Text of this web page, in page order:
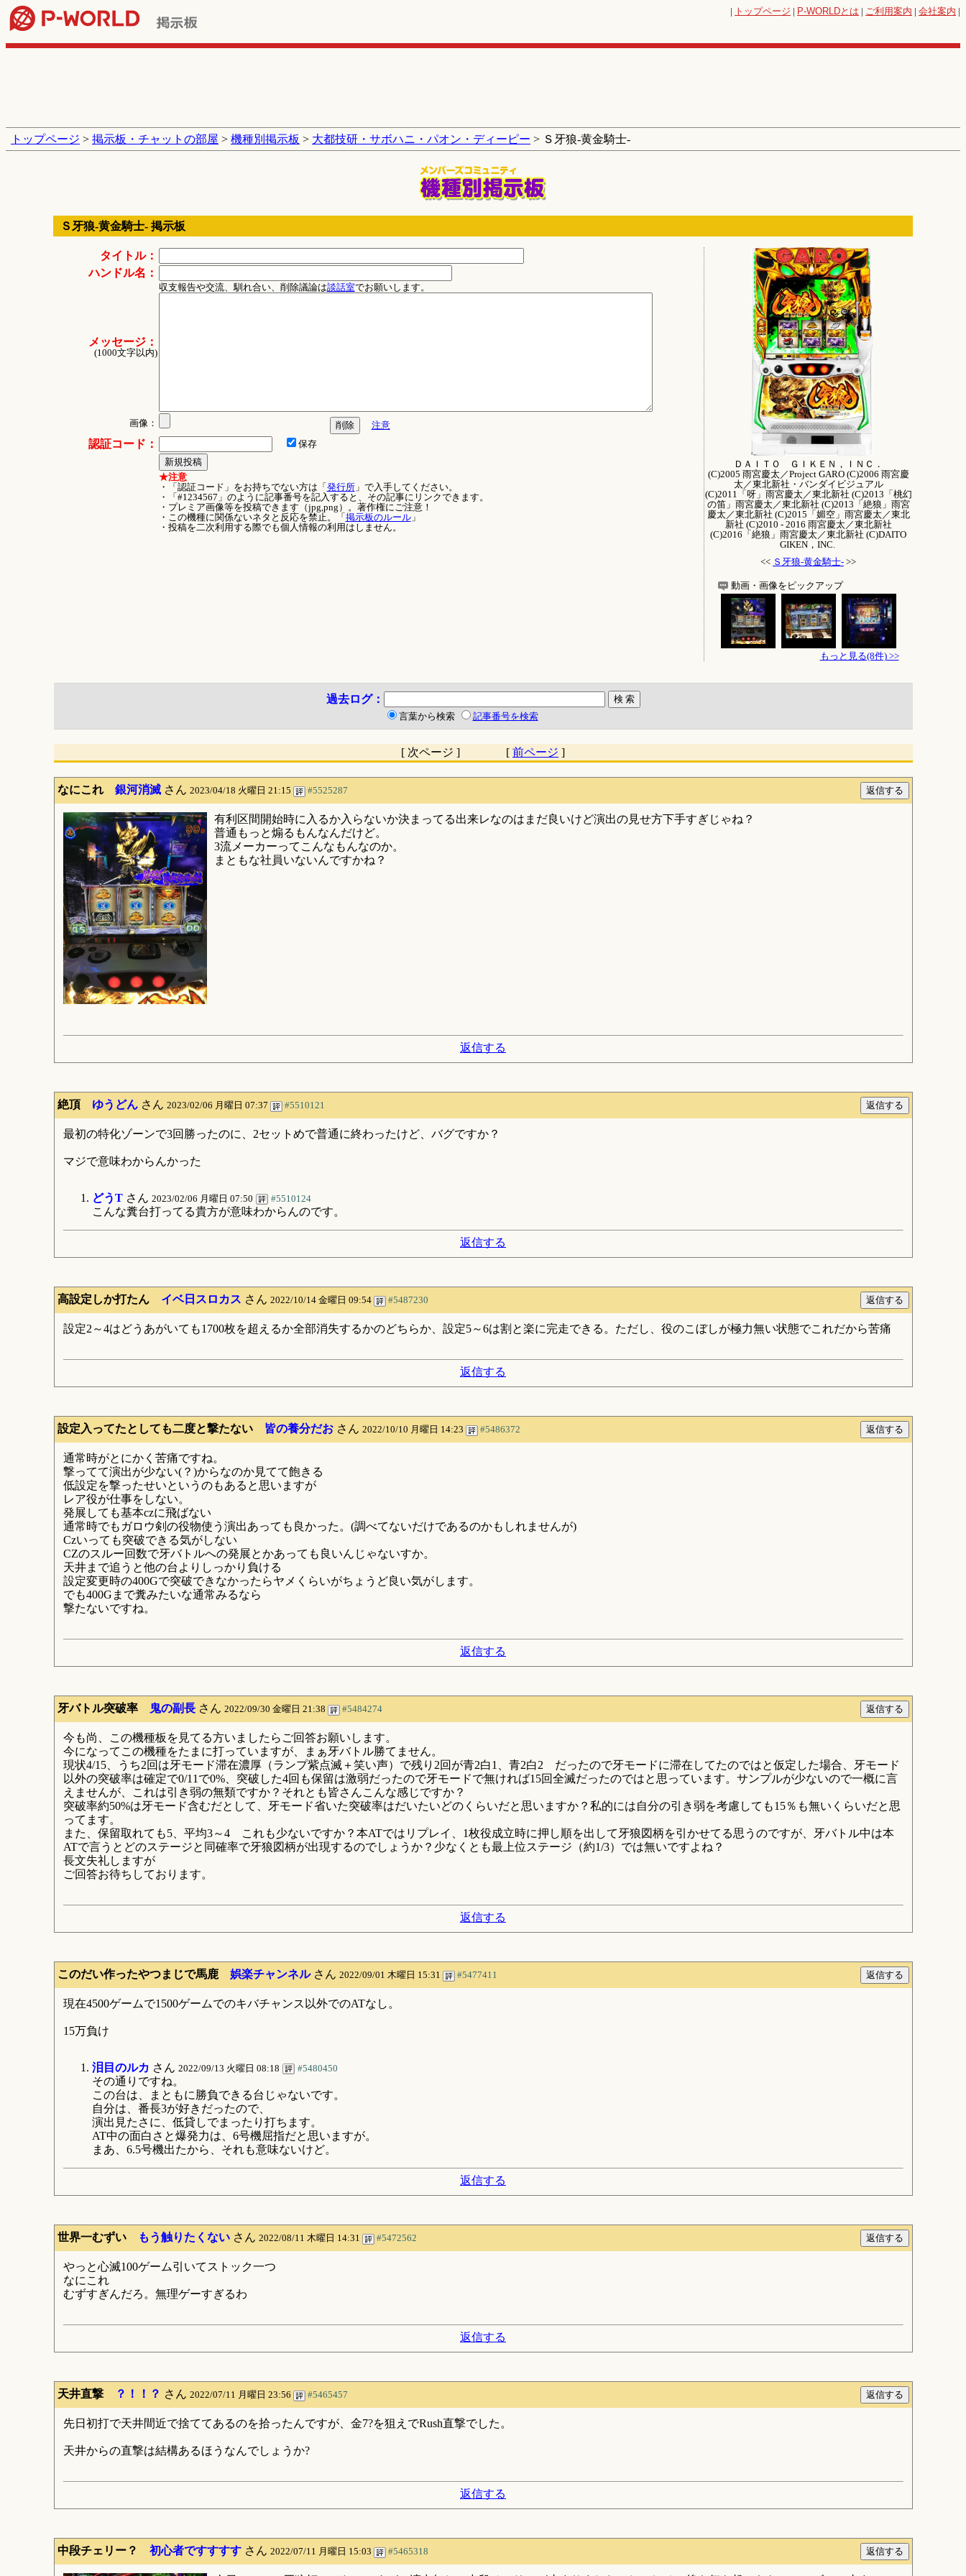
| トップページ | P-WORLDとは | ご利用案内 | 会社案内 |
トップページ > 掲示板・チャットの部屋 > 機種別掲示板 > 大都技研・サボハニ・パオン・ディーピー > Ｓ牙狼‐黄金騎士‐
Ｓ牙狼‐黄金騎士‐ 掲示板
タイトル：
ハンドル名：
メッセージ：
(1000文字以内)
収支報告や交流、馴れ合い、削除議論は談話室でお願いします。
画像： 注意
認証コード： 保存
★注意
・「認証コード」をお持ちでない方は「 発行所」で入手してください。
・「#1234567」のように記事番号を記入すると、その記事にリンクできます。
・プレミア画像等を投稿できます（jpg,png）。著作権にご注意！
・この機種に関係ないネタと反応を禁止。「 掲示板のルール」
・投稿を二次利用する際でも個人情報の利用はしません。
ＤＡＩＴＯ ＧＩＫＥＮ，ＩＮＣ．
(C)2005 雨宮慶太／Project GARO (C)2006 雨宮慶
太／東北新社・バンダイビジュアル
(C)2011「呀」雨宮慶太／東北新社 (C)2013「桃幻
の笛」雨宮慶太／東北新社 (C)2013「絶狼」雨宮
慶太／東北新社 (C)2015「媚空」雨宮慶太／東北
新社 (C)2010 - 2016 雨宮慶太／東北新社
(C)2016「絶狼」雨宮慶太／東北新社 (C)DAITO
GIKEN，INC.
<< Ｓ牙狼‐黄金騎士‐ >>
動画・画像をピックアップ
もっと見る(8件) >>
過去ログ：
言葉から検索 記事番号を検索
[ 次ページ ] [ 前ページ ]
なにこれ 銀河消滅さん 2023/04/18 火曜日 21:15 #5525287
有利区間開始時に入るか入らないか決まってる出来レなのはまだ良いけど演出の見せ方下手すぎじゃね？
普通もっと煽るもんなんだけど。
3流メーカーってこんなもんなのか。
まともな社員いないんですかね？
返信する
絶頂 ゆうどんさん 2023/02/06 月曜日 07:37 #5510121
最初の特化ゾーンで3回勝ったのに、2セットめで普通に終わったけど、バグですか？
マジで意味わからんかった
どうTさん 2023/02/06 月曜日 07:50 #5510124
こんな糞台打ってる貴方が意味わからんのです。
返信する
高設定しか打たん イベ日スロカス さん 2022/10/14 金曜日 09:54 #5487230
設定2～4はどうあがいても1700枚を超えるか全部消失するかのどちらか、設定5～6は割と楽に完走できる。ただし、役のこぼしが極力無い状態でこれだから苦痛
返信する
設定入ってたとしても二度と撃たない 皆の養分だおさん 2022/10/10 月曜日 14:23 #5486372
通常時がとにかく苦痛ですね。
撃ってて演出が少ない(？)からなのか見てて飽きる
低設定を撃ったせいというのもあると思いますが
レア役が仕事をしない。
発展しても基本czに飛ばない
通常時でもガロウ剣の役物使う演出あっても良かった。(調べてないだけであるのかもしれませんが)
Czいっても突破できる気がしない
CZのスルー回数で牙バトルへの発展とかあっても良いんじゃないすか。
天井まで追うと他の台よりしっかり負ける
設定変更時の400Gで突破できなかったらヤメくらいがちょうど良い気がします。
でも400Gまで糞みたいな通常みるなら
撃たないですね。
返信する
牙バトル突破率 鬼の副長さん 2022/09/30 金曜日 21:38 #5484274
今も尚、この機種板を見てる方いましたらご回答お願いします。
今になってこの機種をたまに打っていますが、まぁ牙バトル勝てません。
現状4/15、うち2回は牙モード滞在濃厚（ランプ紫点滅＋笑い声）で残り2回が青2白1、青2白2 だったので牙モードに滞在してたのではと仮定した場合、牙モード
以外の突破率は確定で0/11で0%、突破した4回も保留は激弱だったので牙モードで無ければ15回全滅だったのではと思っています。サンプルが少ないので一概に言
えませんが、これは引き弱の無類ですか？それとも皆さんこんな感じですか？
突破率約50%は牙モード含むだとして、牙モード省いた突破率はだいたいどのくらいだと思いますか？私的には自分の引き弱を考慮しても15％も無いくらいだと思
ってます。
また、保留取れても5、平均3～4 これも少ないですか？本ATではリプレイ、1枚役成立時に押し順を出して牙狼図柄を引かせてる思うのですが、牙バトル中は本
ATで言うとどのステージと同確率で牙狼図柄が出現するのでしょうか？少なくとも最上位ステージ（約1/3）では無いですよね？
長文失礼しますが
ご回答お待ちしております。
返信する
このだい作ったやつまじで馬鹿 娯楽チャンネルさん 2022/09/01 木曜日 15:31 #5477411
現在4500ゲームで1500ゲームでのキバチャンス以外でのATなし。
15万負け
泪目のルカ さん 2022/09/13 火曜日 08:18 #5480450
その通りですね。
この台は、まともに勝負できる台じゃないです。
自分は、番長3が好きだったので、
演出見たさに、低貸しでまったり打ちます。
AT中の面白さと爆発力は、6号機屈指だと思いますが。
まあ、6.5号機出たから、それも意味ないけど。
返信する
世界一むずい もう触りたくないさん 2022/08/11 木曜日 14:31 #5472562
やっと心滅100ゲーム引いてストック一つ
なにこれ
むずすぎんだろ。無理ゲーすぎるわ
返信する
天井直撃 ？！！？ さん 2022/07/11 月曜日 23:56 #5465457
先日初打で天井間近で捨ててあるのを拾ったんですが、金7?を狙えでRush直撃でした。
天井からの直撃は結構あるほうなんでしょうか?
返信する
中段チェリー？ 初心者ですすすすさん 2022/07/11 月曜日 15:03 #5465318